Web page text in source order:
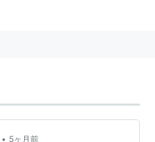
• 5ヶ月前